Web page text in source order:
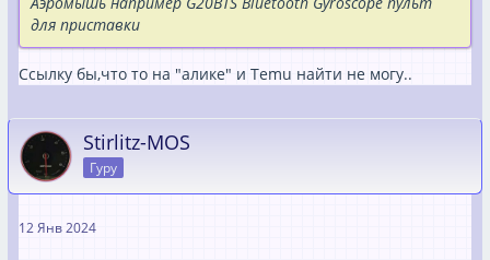
для приставки
Ссылку бы,что то на "алике" и Tеmu найти не могу..
Stirlitz-MOS
Гуру
12 Янв 2024